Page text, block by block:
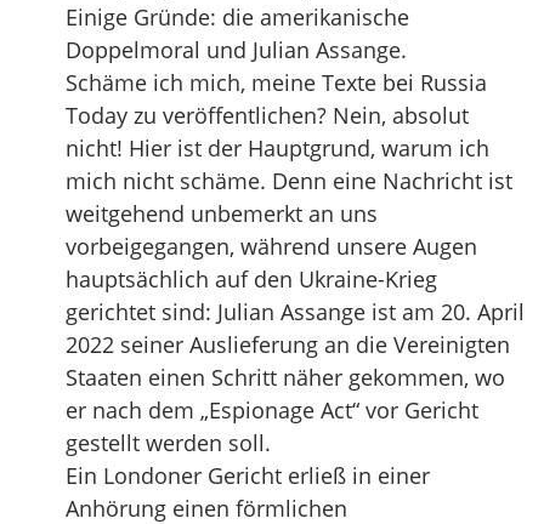
Einige Gründe: die amerikanische
Doppelmoral und Julian Assange.
Schäme ich mich, meine Texte bei Russia
Today zu veröffentlichen? Nein, absolut
nicht! Hier ist der Hauptgrund, warum ich
mich nicht schäme. Denn eine Nachricht ist
weitgehend unbemerkt an uns
vorbeigegangen, während unsere Augen
hauptsächlich auf den Ukraine-Krieg
gerichtet sind: Julian Assange ist am 20. April
2022 seiner Auslieferung an die Vereinigten
Staaten einen Schritt näher gekommen, wo
er nach dem „Espionage Act“ vor Gericht
gestellt werden soll.
Ein Londoner Gericht erließ in einer
Anhörung einen förmlichen